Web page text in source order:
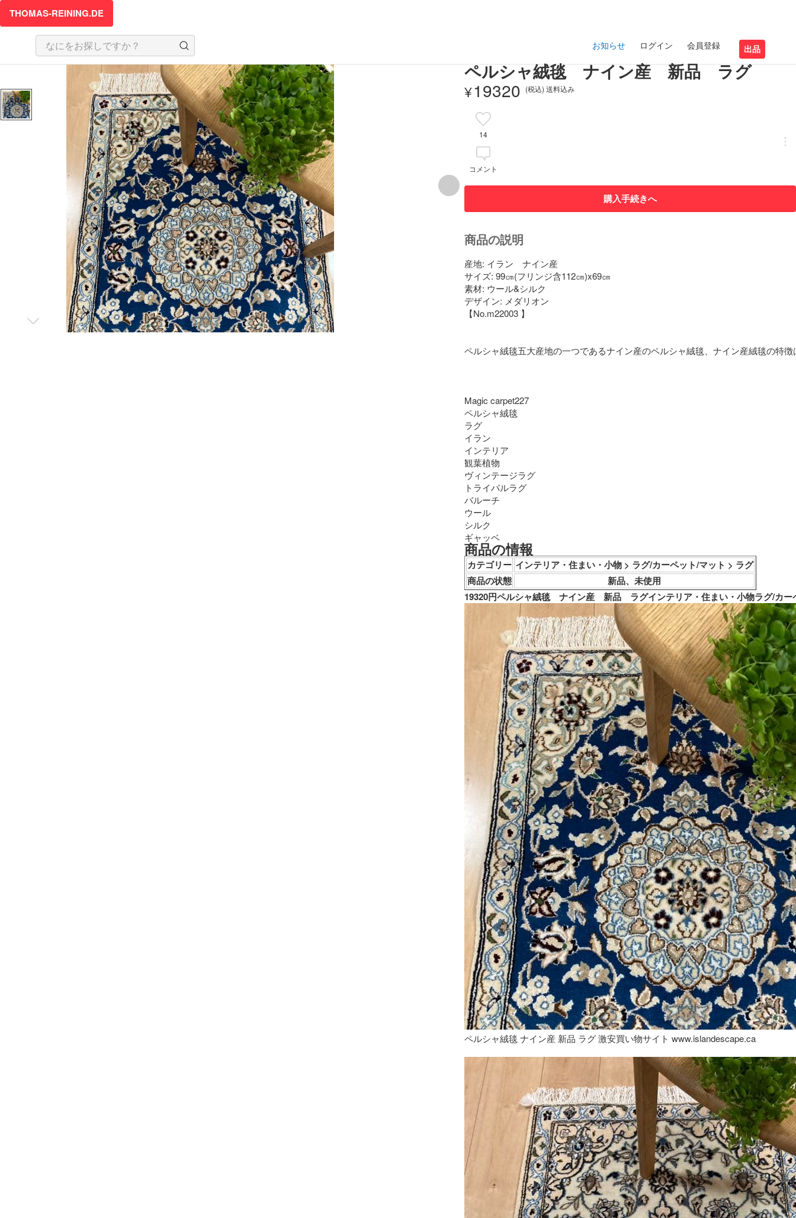
THOMAS-REINING.DE
お知らせ ログイン 会員登録 出品
ペルシャ絨毯 ナイン産 新品 ラグ
¥19320 (税込) 送料込み
14
コメント
購入手続きへ
商品の説明
産地: イラン　ナイン産
サイズ: 99㎝(フリンジ含112㎝)x69㎝
素材: ウール&シルク
デザイン: メダリオン
【No.m22003 】
ペルシャ絨毯五大産地の一つであるナイン産のペルシャ絨毯、ナイン産絨毯の特
Magic carpet227
ペルシャ絨毯
ラグ
イラン
インテリア
観葉植物
ヴィンテージラグ
トライバルラグ
バルーチ
ウール
シルク
ギャッベ
商品の情報
カテゴリー インテリア・住まい・小物 > ラグ/カーペット/マット > ラグ
商品の状態
新品、未使用
19320円ペルシャ絨毯　ナイン産　新品　ラグインテリア・住まい・小物ラグ/カ
ペルシャ絨毯 ナイン産 新品 ラグ 激安買い物サイト www.islandescape.ca